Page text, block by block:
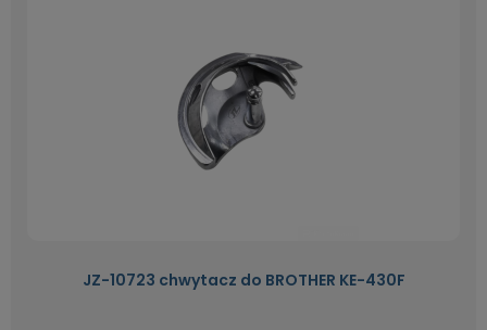
JZ-10723 chwytacz do BROTHER KE-430F